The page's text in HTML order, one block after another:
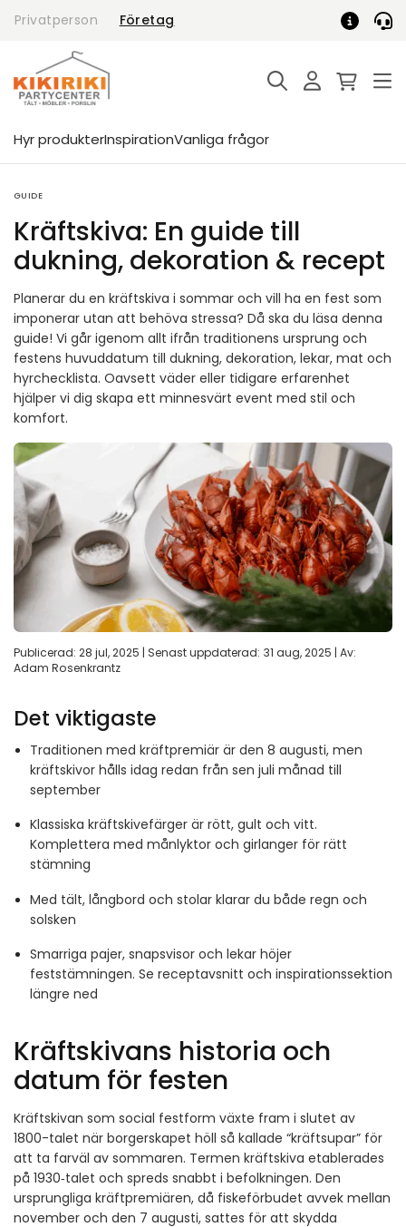
Privatperson Företag
Hyr produkterInspirationVanliga frågor
GUIDE
Kräftskiva: En guide till
dukning, dekoration & recept
Planerar du en kräftskiva i sommar och vill ha en fest som
imponerar utan att behöva stressa? Då ska du läsa denna
guide! Vi går igenom allt ifrån traditionens ursprung och
festens huvuddatum till dukning, dekoration, lekar, mat och
hyrchecklista. Oavsett väder eller tidigare erfarenhet
hjälper vi dig skapa ett minnesvärt event med stil och
komfort.
Publicerad: 28 jul, 2025 | Senast uppdaterad: 31 aug, 2025 | Av:
Adam Rosenkrantz
Det viktigaste
Traditionen med kräftpremiär är den 8 augusti, men
kräftskivor hålls idag redan från sen juli månad till
september
Klassiska kräftskivefärger är rött, gult och vitt.
Komplettera med månlyktor och girlanger för rätt
stämning
Med tält, långbord och stolar klarar du både regn och
solsken
Smarriga pajer, snapsvisor och lekar höjer
feststämningen. Se receptavsnitt och inspirationssektion
längre ned
Kräftskivans historia och
datum för festen
Kräftskivan som social festform växte fram i slutet av
1800-talet när borgerskapet höll så kallade “kräftsupar” för
att ta farväl av sommaren. Termen kräftskiva etablerades
på 1930‑talet och spreds snabbt i befolkningen. Den
ursprungliga kräftpremiären, då fiskeförbudet avvek mellan
november och den 7 augusti, sattes för att skydda